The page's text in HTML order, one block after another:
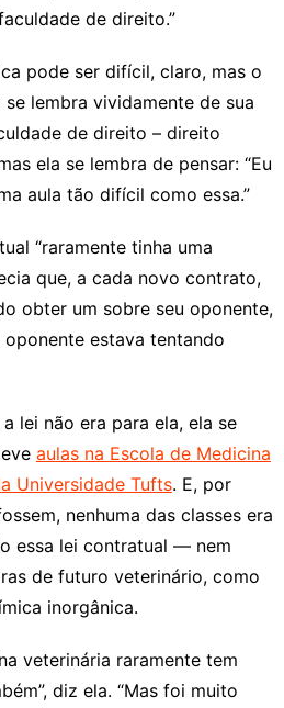
de direito.”
pode ser difícil, claro, mas o
lembra vividamente de sua
de direito – direito
ela se lembra de pensar: “Eu
aula tão difícil como essa.”
“raramente tinha uma
que, a cada novo contrato,
obter um sobre seu oponente,
estava tentando
lei não era para ela, ela se
aulas na Escola de Medicina
Universidade Tufts. E, por
nenhuma das classes era
essa lei contratual — nem
de futuro veterinário, como
inorgânica.
veterinária raramente tem
diz ela. “Mas foi muito